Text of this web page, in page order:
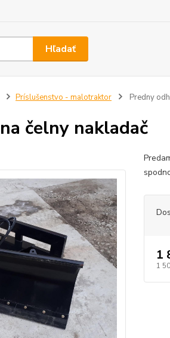
Hľadať
Príslušenstvo - malotraktor Predny
čelny nakladač
1
1